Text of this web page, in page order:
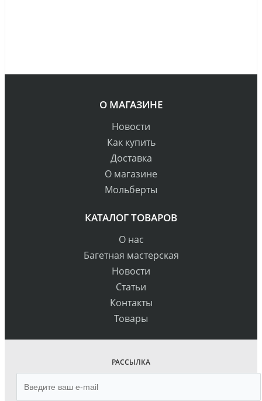
О МАГАЗИНЕ
Новости
Как купить
Доставка
О магазине
Мольберты
КАТАЛОГ ТОВАРОВ
О нас
Багетная мастерская
Новости
Статьи
Контакты
Товары
РАССЫЛКА